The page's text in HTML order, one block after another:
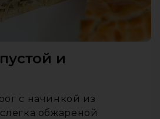
и
с начинкой из
обжареной